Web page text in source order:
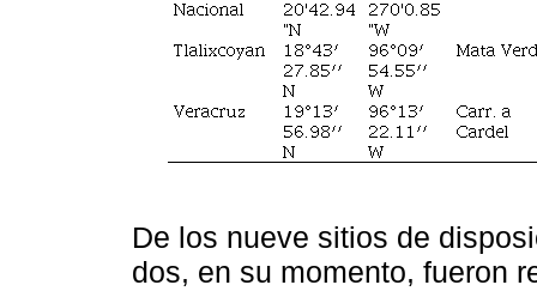
De los nueve sitios de
dos, en su momento, fueron